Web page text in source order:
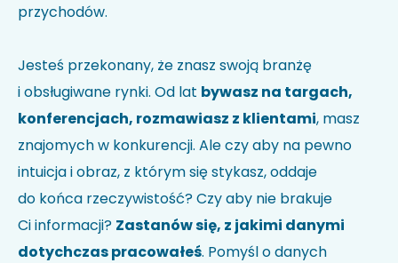
Akceptuję politykę prywatności i wyrażam zgodę na
przetwarzanie moich danych w celu udzielenia
odpowiedzi na przesłane zapytanie.
przychodów.
Jesteś przekonany, że znasz swoją branżę
i obsługiwane rynki. Od lat bywasz na targach,
konferencjach, rozmawiasz z klientami, masz
znajomych w konkurencji. Ale czy aby na pewno
intuicja i obraz, z którym się stykasz, oddaje
do końca rzeczywistość? Czy aby nie brakuje
Ci informacji? Zastanów się, z jakimi danymi
dotychczas pracowałeś. Pomyśl o danych